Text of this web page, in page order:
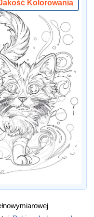
Kolorowania